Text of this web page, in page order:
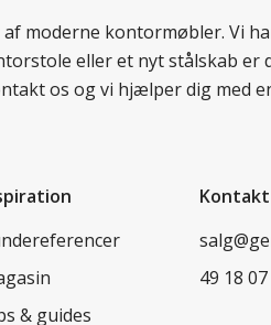
moderne kontormøbler. Vi
eller et nyt stålskab
os og vi hjælper dig med
& guides
Kontakt
49 18